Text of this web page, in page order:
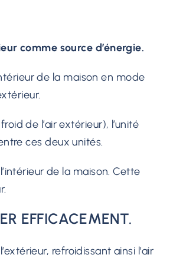
comme source d’énergie.
de la maison en mode
de l’air extérieur), l’unité
ces deux unités.
de la maison. Cette
EFFICACEMENT.
refroidissant ainsi l’air